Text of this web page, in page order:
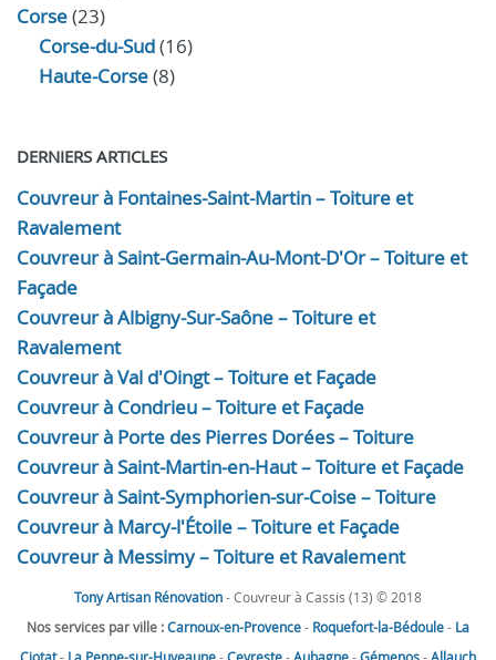
Corse(23)
Corse-du-Sud(16)
Haute-Corse(8)
DERNIERS ARTICLES
Couvreur à Fontaines-Saint-Martin – Toiture et
Ravalement
Couvreur à Saint-Germain-Au-Mont-D'Or – Toiture et
Façade
Couvreur à Albigny-Sur-Saône – Toiture et
Ravalement
Couvreur à Val d'Oingt – Toiture et Façade
Couvreur à Condrieu – Toiture et Façade
Couvreur à Porte des Pierres Dorées – Toiture
Couvreur à Saint-Martin-en-Haut – Toiture et Façade
Couvreur à Saint-Symphorien-sur-Coise – Toiture
Couvreur à Marcy-l'Étoile – Toiture et Façade
Couvreur à Messimy – Toiture et Ravalement
Tony Artisan Rénovation- Couvreur à Cassis (13) © 2018
Nos services par ville :Carnoux-en-Provence- Roquefort-la-Bédoule- La
Ciotat- La Penne-sur-Huveaune-Ceyreste-Aubagne-Gémenos-Allauch